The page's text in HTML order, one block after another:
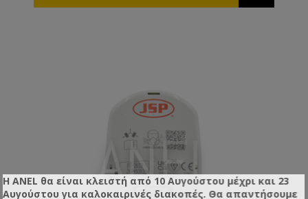
Η ANEL θα είναι κλειστή από 10 Αυγούστου μέχρι και 23
Αυγούστου για καλοκαιρινές διακοπές. Θα απαντήσουμε